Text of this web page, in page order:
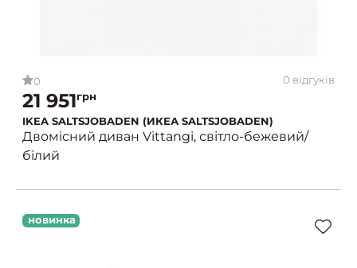
0 0 відгуків
21 951грн
IKEA SALTSJOBADEN (ИКЕА SALTSJOBADEN)
Двомісний диван Vittangi, світло-бежевий/
білий
новинка